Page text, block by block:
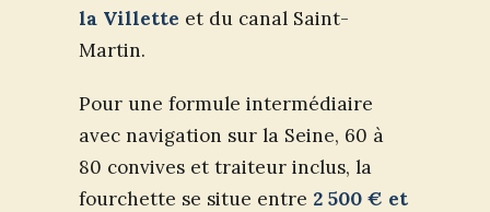
la Villette et du canal Saint-
Martin.
Pour une formule intermédiaire
avec navigation sur la Seine, 60 à
80 convives et traiteur inclus, la
fourchette se situe entre 2 500 € et